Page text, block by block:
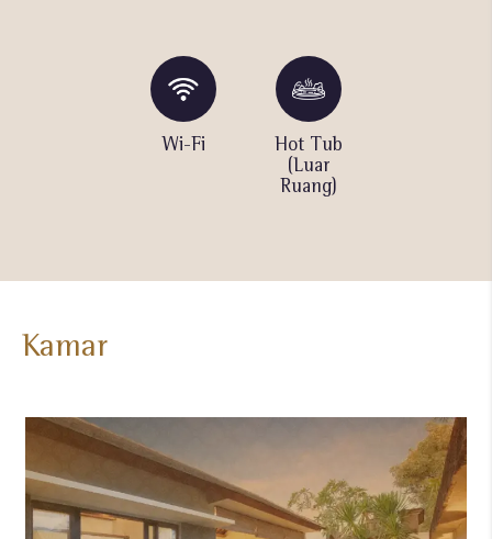
Wi-Fi
Hot Tub
(Luar
Ruang)
Kamar